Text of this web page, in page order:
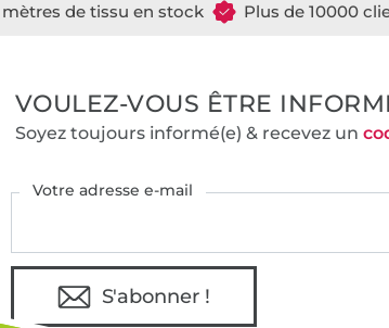
de tissu en stock Plus de 10000
VOULEZ-VOUS ÊTRE
Soyez toujours informé(e) & recevez un
Votre adresse e-mail
S'abonner !